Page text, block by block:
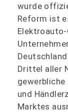
wurde
Reform ist
Drittel aller
gewerbliche
und
Marktes